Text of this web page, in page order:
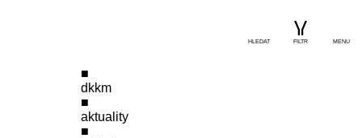
dkkm
aktuality
HLEDAT FILTR MENU